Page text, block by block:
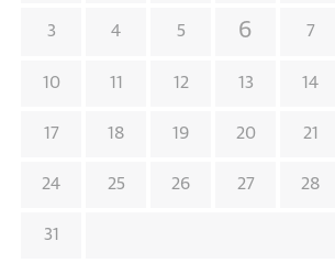
3 4 5 6 7
10 11 12 13 14
17 18 19 20 21
24 25 26 27 28
31